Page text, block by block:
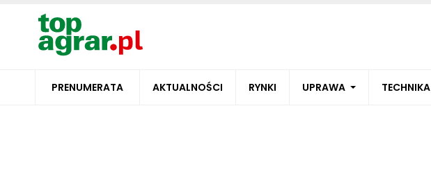
PRENUMERATA AKTUALNOŚCI RYNKI UPRAWA TECHNIKA